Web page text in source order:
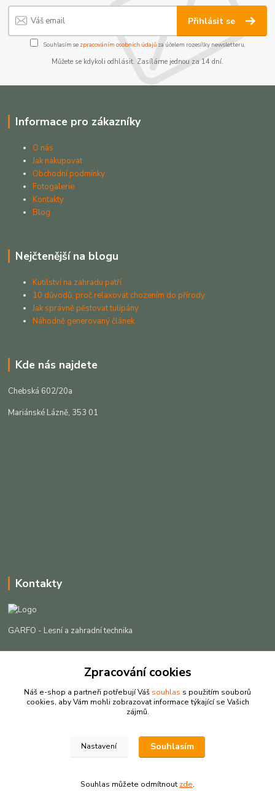
Přihlásit se
Souhlasím se zpracováním osobních údajůza účelem rozesílky newsletteru.
Můžete se kdykoli odhlásit. Zasíláme jednou za 14 dní.
Informace pro zákazníky
O nás
Jak nakupovat
Obchodní podmínky
Fotogalerie
Kontakty
Blog
Nejčtenější na blogu
Kutilství na zahradu patří
10 důvodů, proč relaxovat chozením do přírody
Jak správně pěstovat tulipány
Náhodně generovaný článek
Kde nás najdete
Chebská 602/20a
Mariánské Lázně, 353 01
Kontakty
GARFO - Lesní a zahradní technika
+420 725 301 044
info@garfo.cz
Zpracování cookies
Náš e-shop a partneři potřebují Váš souhlas s použitím souborů
cookies, aby Vám mohli zobrazovat informace týkající se Vašich
zájmů.
Nastavení Souhlasím
Souhlas můžete odmítnout zde.